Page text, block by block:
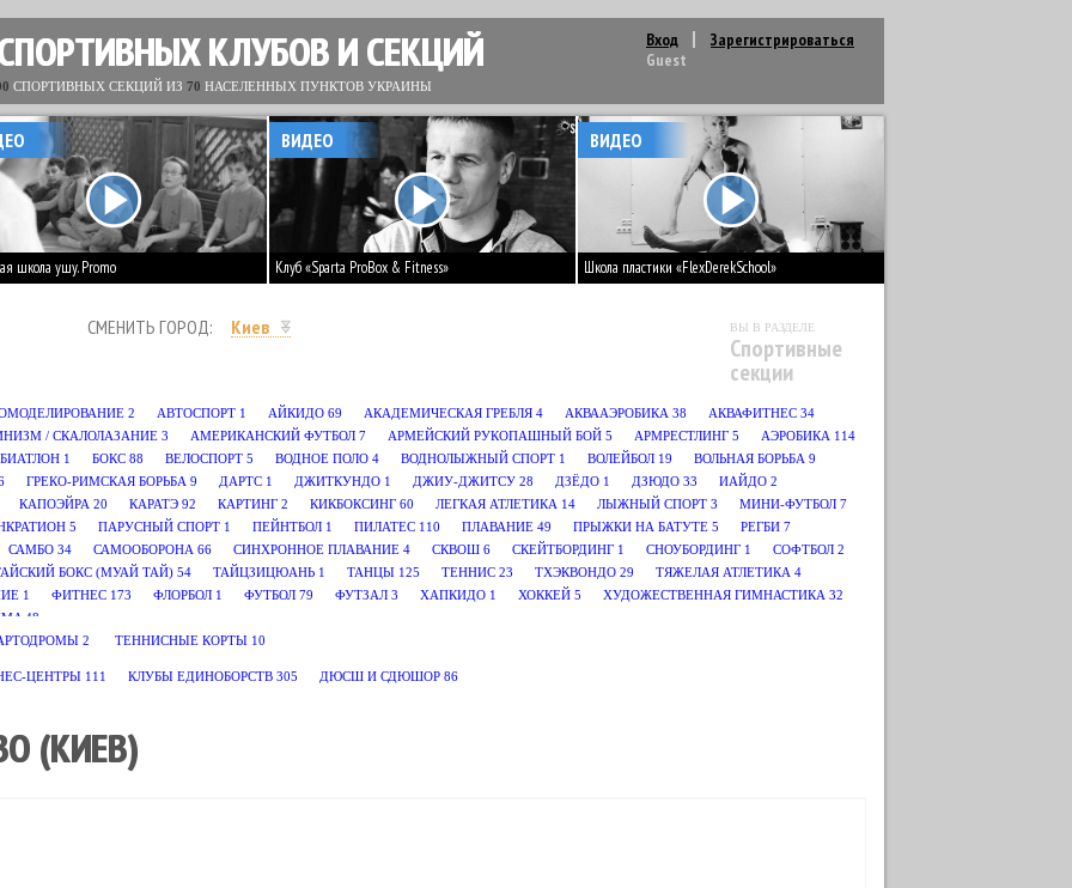
Вход
Зарегистрироваться
Guest
КЛУБОВ И СЕКЦИЙ
СПОРТИВНЫХ СЕКЦИЙ ИЗ 70 НАСЕЛЕННЫХ ПУНКТОВ УКРАИНЫ
школа ушу. Promo Клуб «Sparta ProBox & Fitness»
ВИДЕО
Школа пластики «FlexDerekSchool»
ВИДЕО
СМЕНИТЬ ГОРОД: Киев ВЫ В РАЗДЕЛЕ
Спортивные
секции
2 АВТОСПОРТ 1 АЙКИДО 69 АКАДЕМИЧЕСКАЯ ГРЕБЛЯ 4 АКВААЭРОБИКА 38 АКВАФИТНЕС 34
/ СКАЛОЛАЗАНИЕ 3 АМЕРИКАНСКИЙ ФУТБОЛ 7 АРМЕЙСКИЙ РУКОПАШНЫЙ БОЙ 5 АРМРЕСТЛИНГ 5 АЭРОБИКА 114
БИАТЛОН 1 БОКС 88 ВЕЛОСПОРТ 5 ВОДНОЕ ПОЛО 4 ВОДНОЛЫЖНЫЙ СПОРТ 1 ВОЛЕЙБОЛ 19 ВОЛЬНАЯ БОРЬБА 9
ГРЕКО-РИМСКАЯ БОРЬБА 9 ДАРТС 1 ДЖИТКУНДО 1 ДЖИУ-ДЖИТСУ 28 ДЗЁДО 1 ДЗЮДО 33 ИАЙДО 2
КАПОЭЙРА 20 КАРАТЭ 92 КАРТИНГ 2 КИКБОКСИНГ 60 ЛЕГКАЯ АТЛЕТИКА 14 ЛЫЖНЫЙ СПОРТ 3 МИНИ-ФУТБОЛ 7
5 ПАРУСНЫЙ СПОРТ 1 ПЕЙНТБОЛ 1 ПИЛАТЕС 110 ПЛАВАНИЕ 49 ПРЫЖКИ НА БАТУТЕ 5 РЕГБИ 7
САМБО 34 САМООБОРОНА 66 СИНХРОННОЕ ПЛАВАНИЕ 4 СКВОШ 6 СКЕЙТБОРДИНГ 1 СНОУБОРДИНГ 1 СОФТБОЛ 2
БОКС (МУАЙ ТАЙ) 54 ТАЙЦЗИЦЮАНЬ 1 ТАНЦЫ 125 ТЕННИС 23 ТХЭКВОНДО 29 ТЯЖЕЛАЯ АТЛЕТИКА 4
1 ФИТНЕС 173 ФЛОРБОЛ 1 ФУТБОЛ 79 ФУТЗАЛ 3 ХАПКИДО 1 ХОККЕЙ 5 ХУДОЖЕСТВЕННАЯ ГИМНАСТИКА 32
48
2 ТЕННИСНЫЕ КОРТЫ 10
ЦЕНТРЫ 111 КЛУБЫ ЕДИНОБОРСТВ 305 ДЮСШ И СДЮШОР 86
(КИЕВ)